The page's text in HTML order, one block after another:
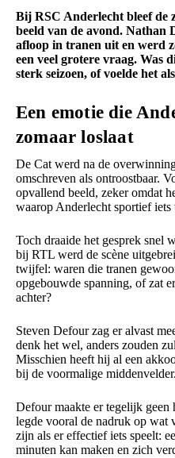
Bij RSC Anderlecht bleef de
beeld van de avond. Nathan
afloop in tranen uit en werd
een veel grotere vraag. Was
sterk seizoen, of voelde het
Een emotie die
zomaar loslaat
De Cat werd na de
omschreven als ontroostbaar.
opvallend beeld, zeker omdat
waarop Anderlecht sportief iets
Toch draaide het gesprek snel
bij RTL werd de scène
twijfel: waren die tranen
opgebouwde spanning, of zat
achter?
Steven Defour zag er alvast
denk het wel, anders zouden
Misschien heeft hij al een
bij de voormalige middenvelder.
Defour maakte er tegelijk geen
legde vooral de nadruk op wat
zijn als er effectief iets speelt:
minuten kan maken en zich